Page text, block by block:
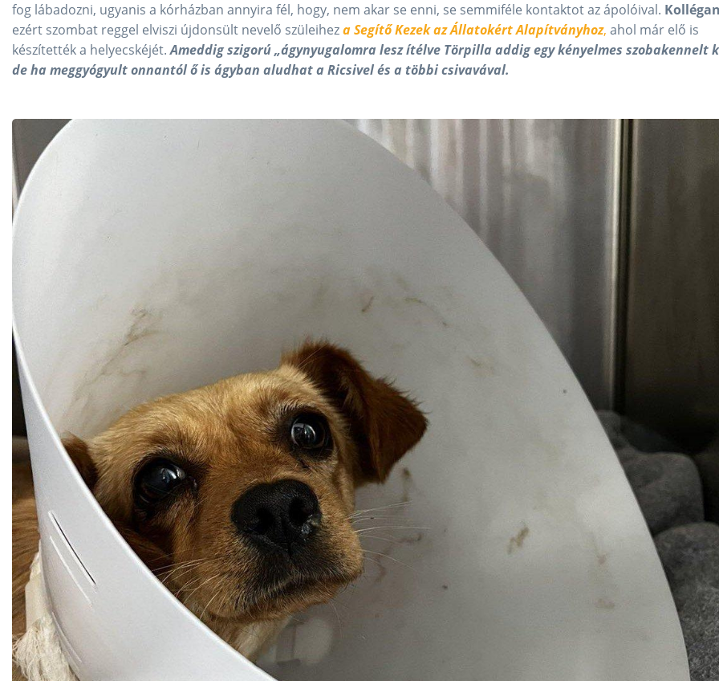
fog lábadozni, ugyanis a kórházban annyira fél, hogy, nem akar se enni, se semmiféle kontaktot az ápolóival.
ezért szombat reggel elviszi újdonsült nevelő szüleiheza Segítő Kezek az Állatokért Alapítványhoz, ahol már elő is
készítették a helyecskéjét.Ameddig szigorú „ágynyugalomra lesz ítélve Törpilla addig egy kényelmes szobakennelt
de ha meggyógyult onnantól ő is ágyban aludhat a Ricsivel és a többi csivavával.